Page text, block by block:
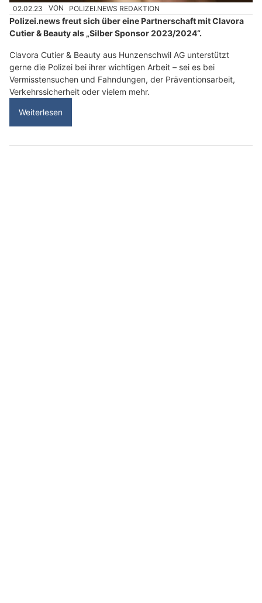
02.02.23 VON POLIZEI.NEWS REDAKTION
Polizei.news freut sich über eine Partnerschaft mit Clavora
Cutier & Beauty als „Silber Sponsor 2023/2024“.
Clavora Cutier & Beauty aus Hunzenschwil AG unterstützt
gerne die Polizei bei ihrer wichtigen Arbeit – sei es bei
Vermisstensuchen und Fahndungen, der Präventionsarbeit,
Verkehrssicherheit oder vielem mehr.
Weiterlesen